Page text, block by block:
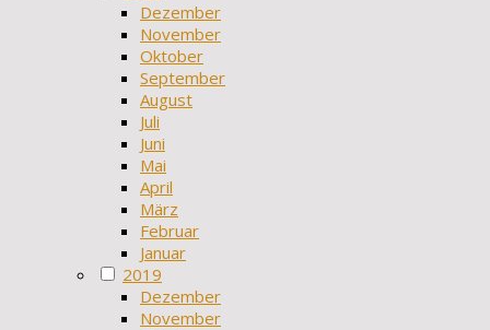
Dezember
November
Oktober
September
August
Juli
Juni
Mai
April
März
Februar
Januar
2019
Dezember
November